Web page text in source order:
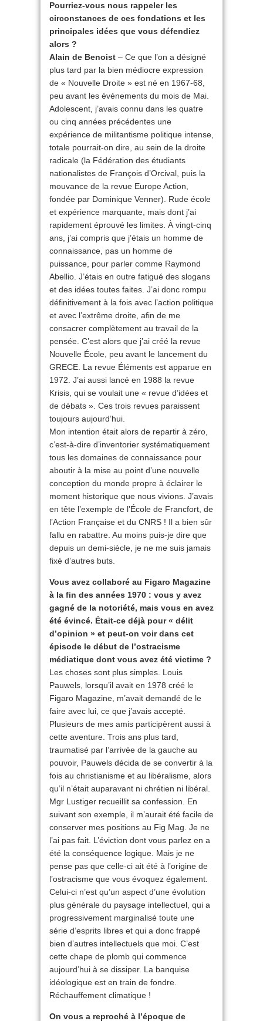
Pourriez-vous nous rappeler les
circonstances de ces fondations et les
principales idées que vous défendiez
alors ?
Alain de Benoist – Ce que l’on a désigné
plus tard par la bien médiocre expression
de « Nouvelle Droite » est né en 1967-68,
peu avant les événements du mois de Mai.
Adolescent, j’avais connu dans les quatre
ou cinq années précédentes une
expérience de militantisme politique intense,
totale pourrait-on dire, au sein de la droite
radicale (la Fédération des étudiants
nationalistes de François d’Orcival, puis la
mouvance de la revue Europe Action,
fondée par Dominique Venner). Rude école
et expérience marquante, mais dont j’ai
rapidement éprouvé les limites. À vingt-cinq
ans, j’ai compris que j’étais un homme de
connaissance, pas un homme de
puissance, pour parler comme Raymond
Abellio. J’étais en outre fatigué des slogans
et des idées toutes faites. J’ai donc rompu
définitivement à la fois avec l’action politique
et avec l’extrême droite, afin de me
consacrer complètement au travail de la
pensée. C’est alors que j’ai créé la revue
Nouvelle École, peu avant le lancement du
GRECE. La revue Éléments est apparue en
1972. J’ai aussi lancé en 1988 la revue
Krisis, qui se voulait une « revue d’idées et
de débats ». Ces trois revues paraissent
toujours aujourd’hui.
Mon intention était alors de repartir à zéro,
c’est-à-dire d’inventorier systématiquement
tous les domaines de connaissance pour
aboutir à la mise au point d’une nouvelle
conception du monde propre à éclairer le
moment historique que nous vivions. J’avais
en tête l’exemple de l’École de Francfort, de
l’Action Française et du CNRS ! Il a bien sûr
fallu en rabattre. Au moins puis-je dire que
depuis un demi-siècle, je ne me suis jamais
fixé d’autres buts.
Vous avez collaboré au Figaro Magazine
à la fin des années 1970 : vous y avez
gagné de la notoriété, mais vous en avez
été évincé. Était-ce déjà pour « délit
d’opinion » et peut-on voir dans cet
épisode le début de l’ostracisme
médiatique dont vous avez été victime ?
Les choses sont plus simples. Louis
Pauwels, lorsqu’il avait en 1978 créé le
Figaro Magazine, m’avait demandé de le
faire avec lui, ce que j’avais accepté.
Plusieurs de mes amis participèrent aussi à
cette aventure. Trois ans plus tard,
traumatisé par l’arrivée de la gauche au
pouvoir, Pauwels décida de se convertir à la
fois au christianisme et au libéralisme, alors
qu’il n’était auparavant ni chrétien ni libéral.
Mgr Lustiger recueillit sa confession. En
suivant son exemple, il m’aurait été facile de
conserver mes positions au Fig Mag. Je ne
l’ai pas fait. L’éviction dont vous parlez en a
été la conséquence logique. Mais je ne
pense pas que celle-ci ait été à l’origine de
l’ostracisme que vous évoquez également.
Celui-ci n’est qu’un aspect d’une évolution
plus générale du paysage intellectuel, qui a
progressivement marginalisé toute une
série d’esprits libres et qui a donc frappé
bien d’autres intellectuels que moi. C’est
cette chape de plomb qui commence
aujourd’hui à se dissiper. La banquise
idéologique est en train de fondre.
Réchauffement climatique !
On vous a reproché à l’époque de